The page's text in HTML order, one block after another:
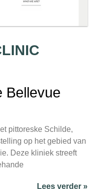
Bellevue
pittoreske Schilde,
op het gebied van
Deze kliniek streeft
Lees verder »